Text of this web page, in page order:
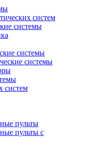
систем
системы
системы
системы
систем
пульты
пульты с